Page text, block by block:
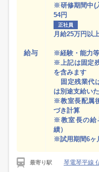
給与
※研修期間中(
54円
正社員
月給25万円以上
※経験・能力
※上記は固定
を含みます
固定残業代
は別途支給い
※教室長配属
づき計算
※教室長の給
績）
※試用期間6ヶ
最寄り駅 琴電琴平線